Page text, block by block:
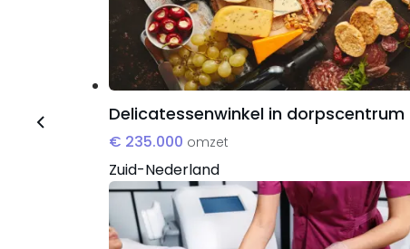
Delicatessenwinkel in dorpscentrum
€ 235.000 omzet
Zuid-Nederland